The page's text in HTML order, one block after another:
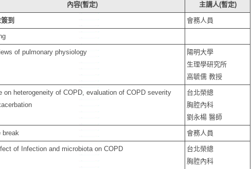
內容(暫定) 主講人(暫定)
到 會務人員
of pulmonary physiology
陽明大學
生理學研究所
高毓儒 教授
on heterogeneity of COPD, evaluation of COPD severity
台北榮總
胸腔內科
劉永楊 醫師
break 會務人員
of Infection and microbiota on COPD
台北榮總
胸腔內科